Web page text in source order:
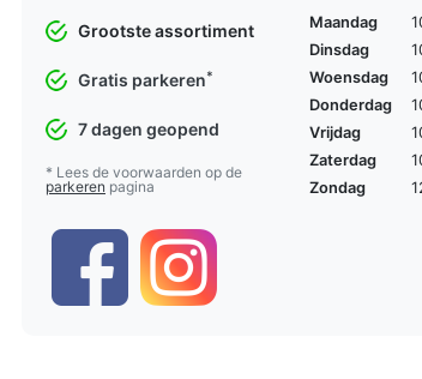
Grootste assortiment
Gratis parkeren*
7 dagen geopend
* Lees de voorwaarden op de
parkeren pagina
Maandag
Dinsdag
Woensdag
Donderdag
Vrijdag
Zaterdag
Zondag